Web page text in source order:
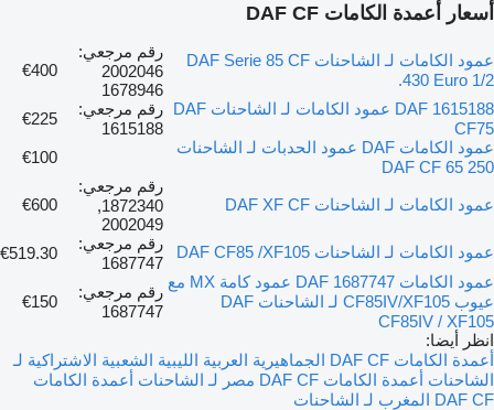
أسعار أعمدة الكامات DAF CF
عمود الكامات لـ الشاحنات DAF Serie 85 CF
.430 Euro 1/2
رقم مرجعي:
2002046
1678946
€400
DAF 1615188 عمود الكامات لـ الشاحنات DAF
CF75
رقم مرجعي:
1615188
€225
عمود الكامات DAF عمود الحدبات لـ الشاحنات
DAF CF 65 250
€100
عمود الكامات لـ الشاحنات DAF XF CF
رقم مرجعي:
1872340,
2002049
€600
عمود الكامات لـ الشاحنات DAF CF85 /XF105
رقم مرجعي:
1687747
€519.30
عمود الكامات DAF 1687747 عمود كامة MX مع
عيوب CF85IV/XF105 لـ الشاحنات DAF
CF85IV / XF105
رقم مرجعي:
1687747
€150
انظر أيضا:
أعمدة الكامات DAF CF الجماهيرية العربية الليبية الشعبية الاشتراكية لـ
الشاحنات أعمدة الكامات DAF CF مصر لـ الشاحنات
أعمدة الكامات
DAF CF المغرب لـ الشاحنات